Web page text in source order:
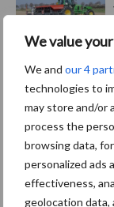
We value
We and our 4
technologies to
may store and/or
process the
browsing data,
personalized ads
effectiveness,
geolocation
5 aug
5 aug